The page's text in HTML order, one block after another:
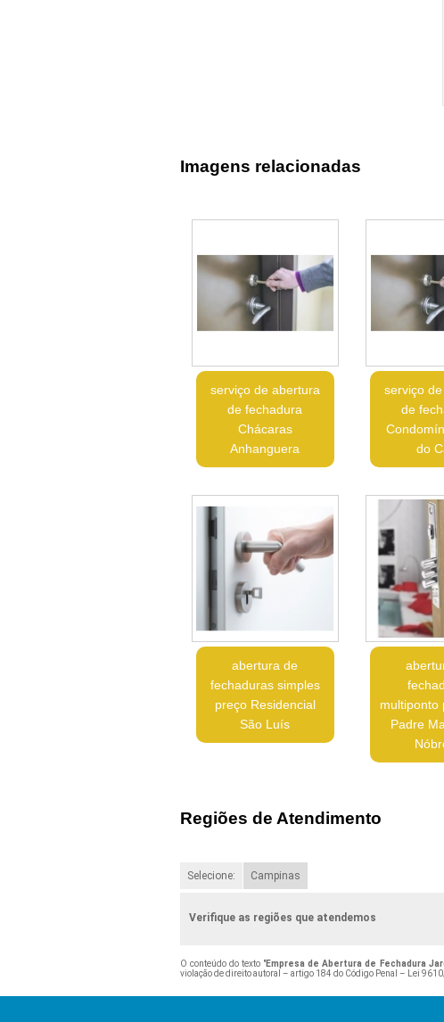
Imagens relacionadas
serviço de abertura
de fechadura
Chácaras
Anhanguera
serviço
de
do
abertura de
fechaduras simples
preço Residencial
São Luís
multiponto
Padre
Regiões de Atendimento
Selecione: Campinas
Verifique as regiões que atendemos
O conteúdo do texto "Empresa de Abertura de Fechadura
violação de direito autoral – artigo 184 do Código Penal –
Lei